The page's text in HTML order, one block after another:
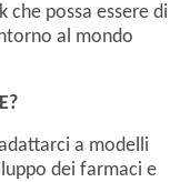
possa essere di
al mondo
a modelli
dei farmaci e